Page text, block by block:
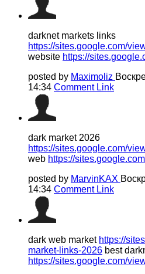
darknet markets links
https://sites.google.com/
website https://
posted by Maximoliz
14:34 Comment Link
dark market 2026
https://sites.google.com/
web https://
posted by MarvinKAX
14:34 Comment Link
dark web market https://
market-links-2026 best
https://sites.google.com/